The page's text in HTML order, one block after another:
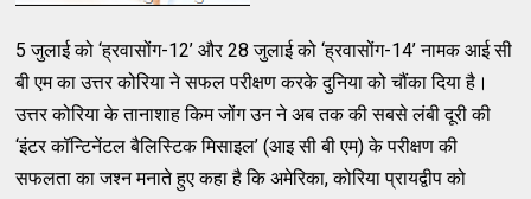
5 जुलाई को ‘ह्रवासोंग-12’ और 28 जुलाई को ‘ह्रवासोंग-14’ नामक आई सी
बी एम का उत्तर कोरिया ने सफल परीक्षण करके दुनिया को चौंका दिया है।
उत्तर कोरिया के तानाशाह किम जोंग उन ने अब तक की सबसे लंबी दूरी की
‘इंटर कॉन्टिनेंटल बैलिस्टिक मिसाइल’ (आइ सी बी एम) के परीक्षण की
सफलता का जश्न मनाते हुए कहा है कि अमेरिका, कोरिया प्रायद्वीप को